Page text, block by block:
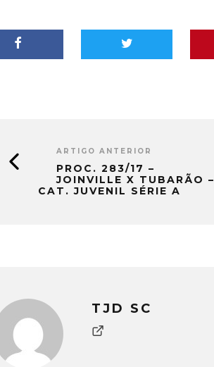
ARTIGO ANTERIOR
PROC. 283/17 –
JOINVILLE X TUBARÃO –
CAT. JUVENIL SÉRIE A
TJD SC